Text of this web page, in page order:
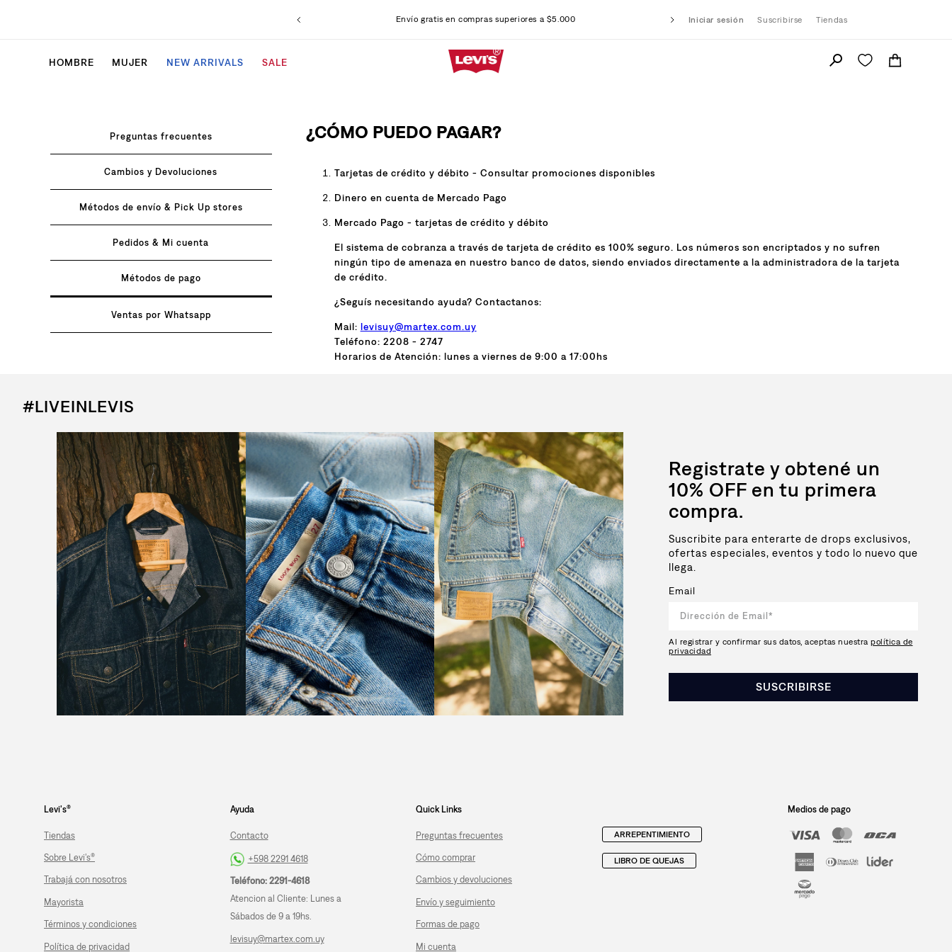
Envío gratis en compras superiores a $5.000 Iniciar sesión Suscribirse Tiendas
HOMBRE MUJER NEW ARRIVALS SALE
Preguntas frecuentes
Cambios y Devoluciones
Métodos de envío & Pick Up stores
Pedidos & Mi cuenta
Métodos de pago
Ventas por Whatsapp
¿CÓMO PUEDO PAGAR?
Tarjetas de crédito y débito - Consultar promociones disponibles
Dinero en cuenta de Mercado Pago
Mercado Pago - tarjetas de crédito y débito
El sistema de cobranza a través de tarjeta de crédito es 100% seguro. Los números son encriptados y no sufren
ningún tipo de amenaza en nuestro banco de datos, siendo enviados directamente a la administradora de la tarjeta
de crédito.
¿Seguís necesitando ayuda? Contactanos:
Mail: levisuy@martex.com.uy
Teléfono: 2208 - 2747
Horarios de Atención: lunes a viernes de 9:00 a 17:00hs
#LIVEINLEVIS
Registrate y obtené un
10% OFF en tu primera
compra.
Suscribite para enterarte de drops exclusivos,
ofertas especiales, eventos y todo lo nuevo que
llega.
Email
Al registrar y confirmar sus datos, aceptas nuestra política de
privacidad
SUSCRIBIRSE
Levi's®
Tiendas
Sobre Levi's®
Trabajá con nosotros
Mayorista
Términos y condiciones
Política de privacidad
Ayuda
Contacto
+598 2291 4618
Teléfono: 2291-4618
Atencion al Cliente: Lunes a
Sábados de 9 a 19hs.
levisuy@martex.com.uy
Quick Links
Preguntas frecuentes
Cómo comprar
Cambios y devoluciones
Envío y seguimiento
Formas de pago
Mi cuenta
ARREPENTIMIENTO
LIBRO DE QUEJAS
Medios de pago